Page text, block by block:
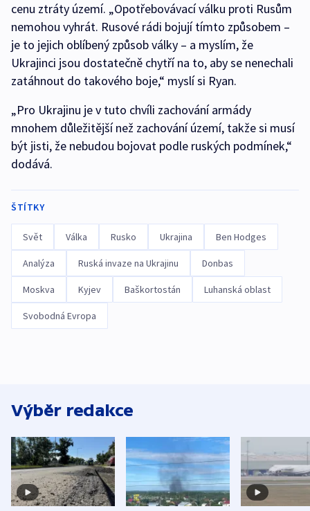
cenu ztráty území. „Opotřebovávací válku proti Rusům
nemohou vyhrát. Rusové rádi bojují tímto způsobem –
je to jejich oblíbený způsob války – a myslím, že
Ukrajinci jsou dostatečně chytří na to, aby se nenechali
zatáhnout do takového boje,“ myslí si Ryan.
„Pro Ukrajinu je v tuto chvíli zachování armády
mnohem důležitější než zachování území, takže si musí
být jisti, že nebudou bojovat podle ruských podmínek,“
dodává.
ŠTÍTKY
Svět Válka Rusko Ukrajina Ben Hodges
Analýza Ruská invaze na Ukrajinu Donbas
Moskva Kyjev Baškortostán Luhanská oblast
Svobodná Evropa
Výběr redakce